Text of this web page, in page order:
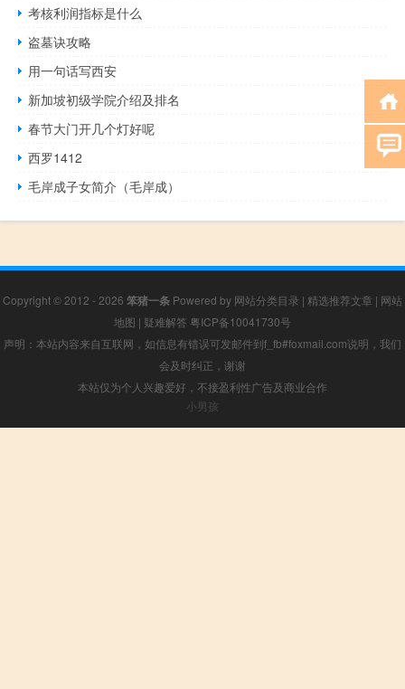
考核利润指标是什么
盗墓诀攻略
用一句话写西安
新加坡初级学院介绍及排名
春节大门开几个灯好呢
西罗1412
毛岸成子女简介（毛岸成）
Copyright © 2012 - 2026 笨猪一条 Powered by 网站分类目录 | 精选推荐文章 | 网站
地图 | 疑难解答 粤ICP备10041730号
声明：本站内容来自互联网，如信息有错误可发邮件到f_fb#foxmail.com说明，我们
会及时纠正，谢谢
本站仅为个人兴趣爱好，不接盈利性广告及商业合作
小男孩